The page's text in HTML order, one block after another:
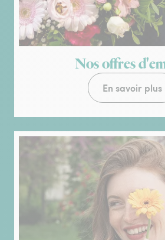
Nos offres
En savoir plus